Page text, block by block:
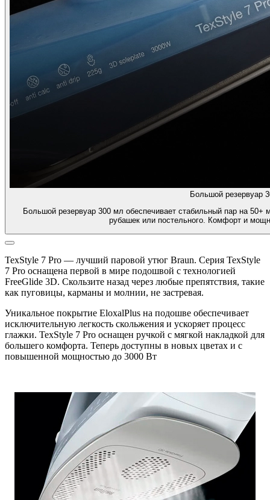
Большой резервуар
Большой резервуар 300 мл обеспечивает стабильный пар на 50+
рубашек или постельного. Комфорт и
TexStyle 7 Pro — лучший паровой утюг Braun. Серия TexStyle
7 Pro оснащена первой в мире подошвой с технологией
FreeGlide 3D. Скользите назад через любые препятствия, такие
как пуговицы, карманы и молнии, не застревая.
Уникальное покрытие EloxalPlus на подошве обеспечивает
исключительную легкость скольжения и ускоряет процесс
глажки. TexStyle 7 Pro оснащен ручкой с мягкой накладкой для
большего комфорта. Теперь доступны в новых цветах и с
повышенной мощностью до 3000 Вт